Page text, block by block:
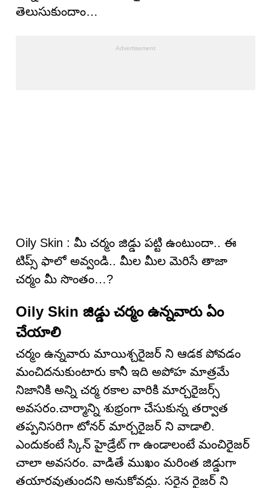
తెలుసుకుందాం…
Oily Skin : మీ చర్మం జిడ్డు పట్టి ఉంటుందా.. ఈ
టిప్స్ ఫాలో అవ్వండి.. మీల మీల మెరిసే తాజా
చర్మం మీ సొంతం…?
Oily Skin జిడ్డు చర్మం ఉన్నవారు ఏం
చేయాలి
చర్మం ఉన్నవారు మాయిశ్చరైజర్ ని ఆడక పోవడం
మంచిదనుకుంటారు కానీ ఇది అపోహ మాత్రమే
నిజానికి అన్ని చర్మ రకాల వారికి మార్చరైజర్స్
అవసరం.చార్మాన్ని శుభ్రంగా చేసుకున్న తర్వాత
తప్పనిసరిగా టోనర్ మార్చరైజర్ ని వాడాలి.
ఎందుకంటే స్కిన్ హైడ్రేట్ గా ఉండాలంటే మంచిరైజర్
చాలా అవసరం. వాడితే ముఖం మరింత జిడ్డుగా
తయారవుతుందని అనుకోవద్దు. సరైన రైజర్ ని